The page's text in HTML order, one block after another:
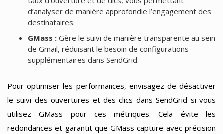
d’analyser de manière approfondie l’engagement des
destinataires.
GMass :Gère le suivi de manière transparente au sein
de Gmail, réduisant le besoin de configurations
supplémentaires dans SendGrid.
Pour optimiser les performances, envisagez de désactiver
le suivi des ouvertures et des clics dans SendGrid si vous
utilisez GMass pour ces métriques. Cela évite les
redondances et garantit que GMass capture avec précision